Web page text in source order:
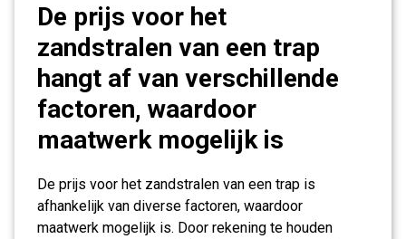
De prijs voor het
zandstralen van een trap
hangt af van verschillende
factoren, waardoor
maatwerk mogelijk is
De prijs voor het zandstralen van een trap is
afhankelijk van diverse factoren, waardoor
maatwerk mogelijk is. Door rekening te houden